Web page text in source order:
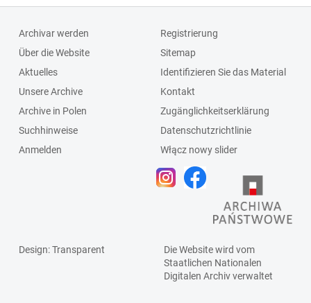
Archivar werden
Über die Website
Aktuelles
Unsere Archive
Archive in Polen
Suchhinweise
Anmelden
Registrierung
Sitemap
Identifizieren Sie das Material
Kontakt
Zugänglichkeitserklärung
Datenschutzrichtlinie
Włącz nowy slider
Design: Transparent
Die Website wird vom
Staatlichen Nationalen
Digitalen Archivverwaltet